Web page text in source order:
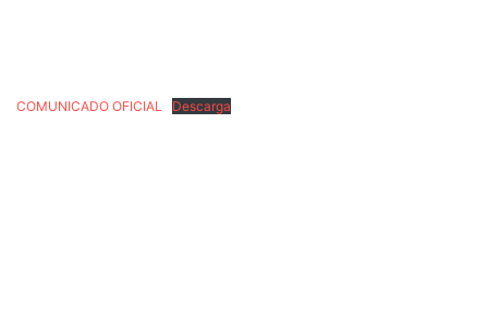
COMUNICADO OFICIAL Descarga